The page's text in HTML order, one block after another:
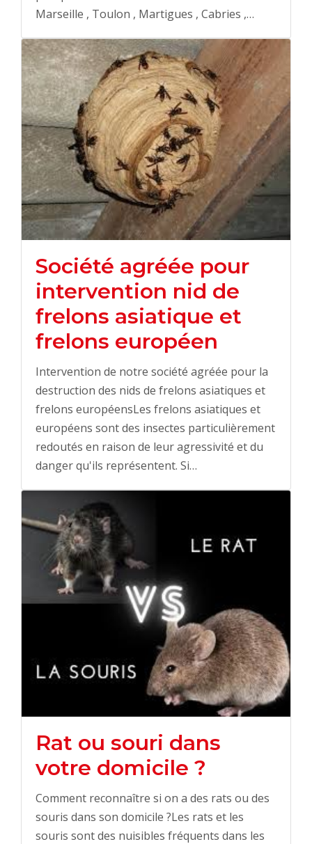
Marseille , Toulon , Martigues , Cabries ,…
Société agréée pour
intervention nid de
frelons asiatique et
frelons européen
Intervention de notre société agréée pour la
destruction des nids de frelons asiatiques et
frelons européensLes frelons asiatiques et
européens sont des insectes particulièrement
redoutés en raison de leur agressivité et du
danger qu'ils représentent. Si…
Rat ou souri dans
votre domicile ?
Comment reconnaître si on a des rats ou des
souris dans son domicile ?Les rats et les
souris sont des nuisibles fréquents dans les